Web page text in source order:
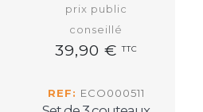
prix public
conseillé
39,90 €TTC
REF: ECO000511